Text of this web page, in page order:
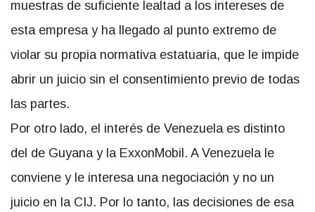
muestras de suficiente lealtad a los intereses de
esta empresa y ha llegado al punto extremo de
violar su propia normativa estatuaria, que le impide
abrir un juicio sin el consentimiento previo de todas
las partes.
Por otro lado, el interés de Venezuela es distinto
del de Guyana y la ExxonMobil. A Venezuela le
conviene y le interesa una negociación y no un
juicio en la CIJ. Por lo tanto, las decisiones de esa